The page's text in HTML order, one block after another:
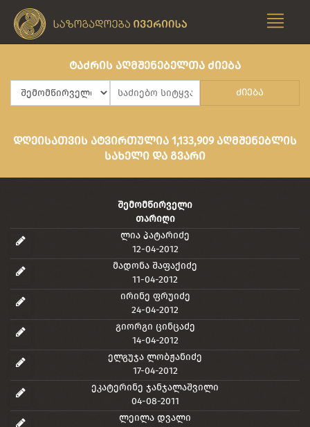
ტაძრის აღმშენებელთა ძიება
ძიება
დღეისათვის ატვირთულია 1,133,909 აღმშენებლის
სახელი და გვარი
შემომწირველი
თარიღი
ლია პატარიძე
12-04-2012
მადონა შაფაქიძე
11-04-2012
ირინე ფრუიძე
24-04-2012
გიორგი ცინცაძე
14-04-2012
ელგუჯა ლობჟანიძე
17-04-2012
ეკატერინე ჯანჯალაშვილი
04-08-2011
ლეილა დვალი